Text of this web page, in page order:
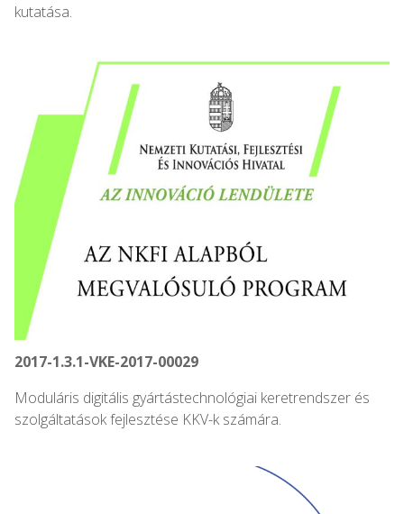
kutatása.
2017-1.3.1-VKE-2017-00029
Moduláris digitális gyártástechnológiai keretrendszer és
szolgáltatások fejlesztése KKV-k számára.